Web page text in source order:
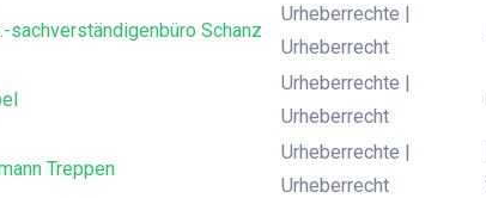
sachverständigenbüro Schanz
Urheberrechte |
Urheberrecht
Urheberrechte |
Urheberrecht
Treppen
Urheberrechte |
Urheberrecht